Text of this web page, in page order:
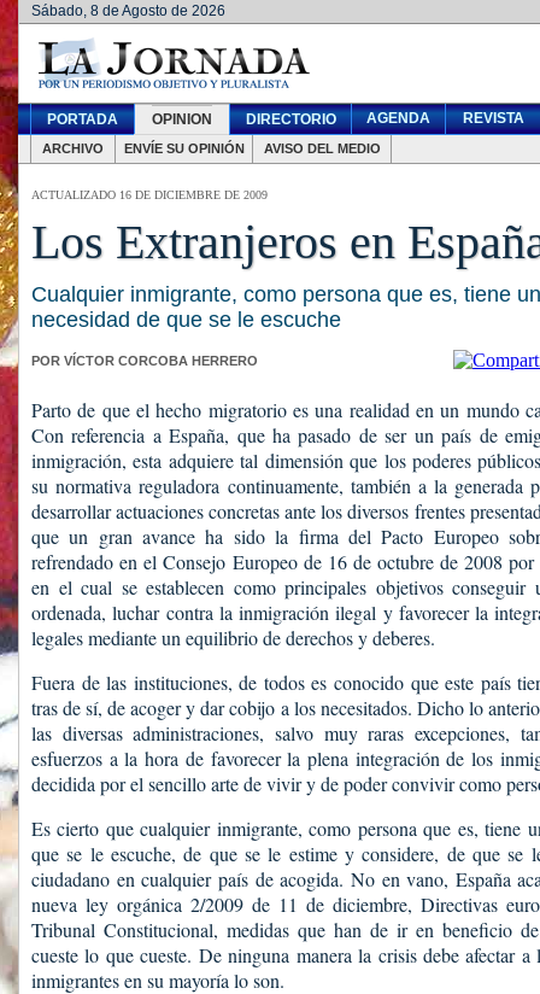
Sábado, 8 de Agosto de 2026
PORTADA OPINION DIRECTORIO AGENDA REVISTA
ARCHIVO ENVÍE SU OPINIÓN AVISO DEL MEDIO
ACTUALIZADO 16 DE DICIEMBRE DE 2009
Los Extranjeros en
Cualquier inmigrante, como persona que es, tiene
necesidad de que se le escuche
POR VÍCTOR CORCOBA HERRERO
Parto de que el hecho migratorio es una realidad en un mundo
Con referencia a España, que ha pasado de ser un país de
inmigración, esta adquiere tal dimensión que los poderes
su normativa reguladora continuamente, también a la
desarrollar actuaciones concretas ante los diversos frentes
que un gran avance ha sido la firma del Pacto Europeo
refrendado en el Consejo Europeo de 16 de octubre de 2008
en el cual se establecen como principales objetivos
ordenada, luchar contra la inmigración ilegal y favorecer la
legales mediante un equilibrio de derechos y deberes.
Fuera de las instituciones, de todos es conocido que este país
tras de sí, de acoger y dar cobijo a los necesitados. Dicho lo
las diversas administraciones, salvo muy raras excepciones,
esfuerzos a la hora de favorecer la plena integración de los
decidida por el sencillo arte de vivir y de poder convivir como
Es cierto que cualquier inmigrante, como persona que es, tiene
que se le escuche, de que se le estime y considere, de que se
ciudadano en cualquier país de acogida. No en vano, España
nueva ley orgánica 2/2009 de 11 de diciembre, Directivas
Tribunal Constitucional, medidas que han de ir en beneficio
cueste lo que cueste. De ninguna manera la crisis debe afectar
inmigrantes en su mayoría lo son.